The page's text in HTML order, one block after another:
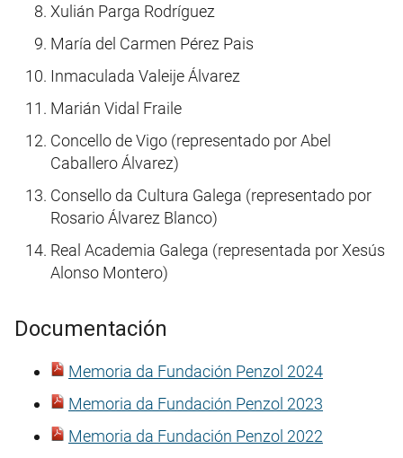
Xulián Parga Rodríguez
María del Carmen Pérez Pais
Inmaculada Valeije Álvarez
Marián Vidal Fraile
Concello de Vigo (representado por Abel
Caballero Álvarez)
Consello da Cultura Galega (representado por
Rosario Álvarez Blanco)
Real Academia Galega (representada por Xesús
Alonso Montero)
Documentación
Memoria da Fundación Penzol 2024
Memoria da Fundación Penzol 2023
Memoria da Fundación Penzol 2022